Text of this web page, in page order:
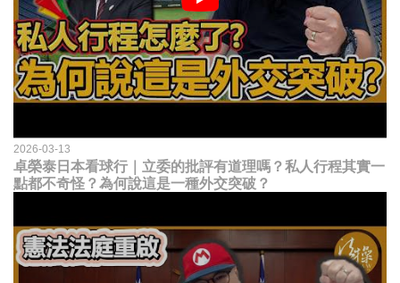
2026-03-13
卓榮泰日本看球行｜立委的批評有道理嗎？私人行程其實一
點都不奇怪？為何說這是一種外交突破？